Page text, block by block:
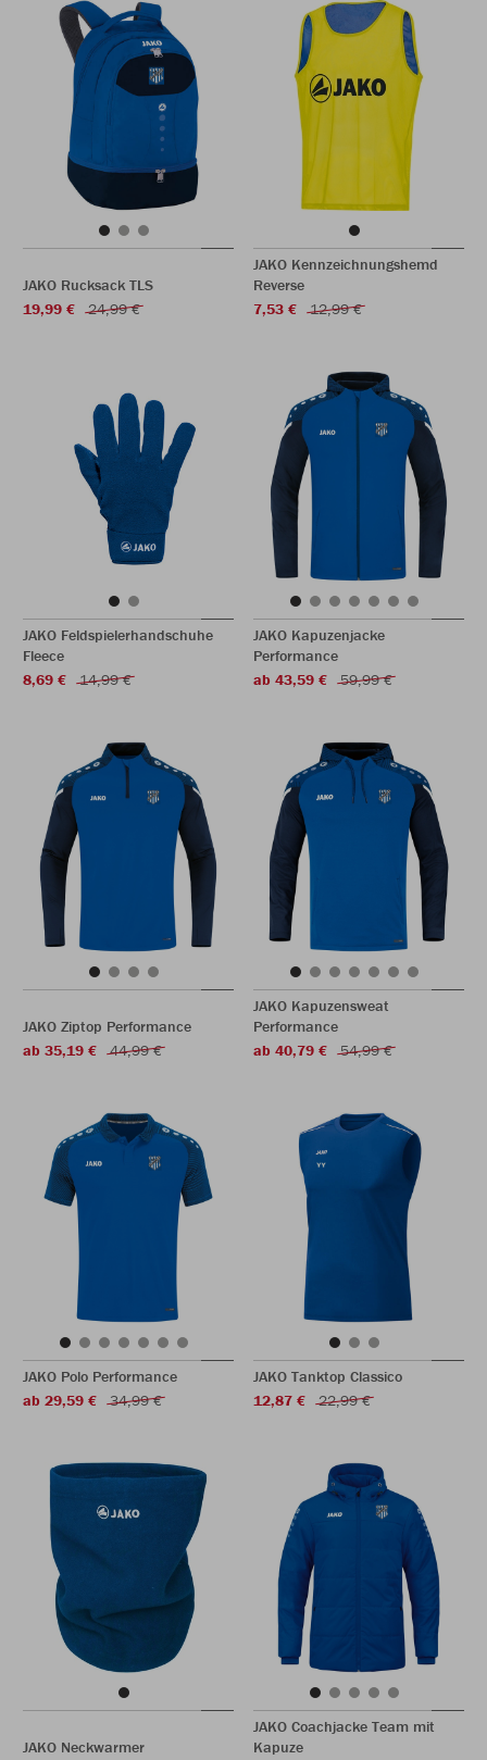
JAKO Rucksack TLS
19,99 €
24,99 €
JAKO Kennzeichnungshemd
Reverse
7,53 €
12,99 €
JAKO Feldspielerhandschuhe
Fleece
8,69 €
14,99 €
JAKO Kapuzenjacke
Performance
ab 43,59 €
59,99 €
JAKO Ziptop Performance
ab 35,19 €
44,99 €
JAKO Kapuzensweat
Performance
ab 40,79 €
54,99 €
JAKO Polo Performance
ab 29,59 €
34,99 €
JAKO Tanktop Classico
12,87 €
22,99 €
JAKO Neckwarmer
JAKO Coachjacke Team mit
Kapuze